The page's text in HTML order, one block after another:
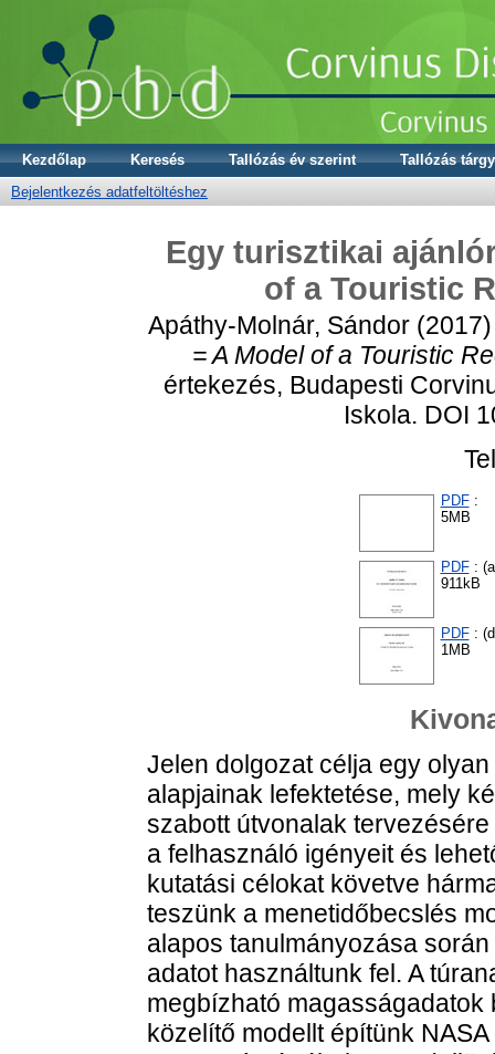
Kezdőlap Keresés Tallózás év szerint
Tallózás
Bejelentkezés adatfeltöltéshez
Egy turisztikai
of a Touristic
Apáthy-Molnár, Sándor
= A Model of a Touristic
értekezés, Budapesti
Iskola. DOI
PDF:
5MB
PDF:
911kB
PDF:
1MB
Jelen dolgozat célja egy
alapjainak lefektetése, mely
szabott útvonalak
a felhasználó igényeit és
kutatási célokat követve
teszünk a menetidőbecslés
alapos tanulmányozása
adatot használtunk fel. A
megbízható
közelítő modellt építünk